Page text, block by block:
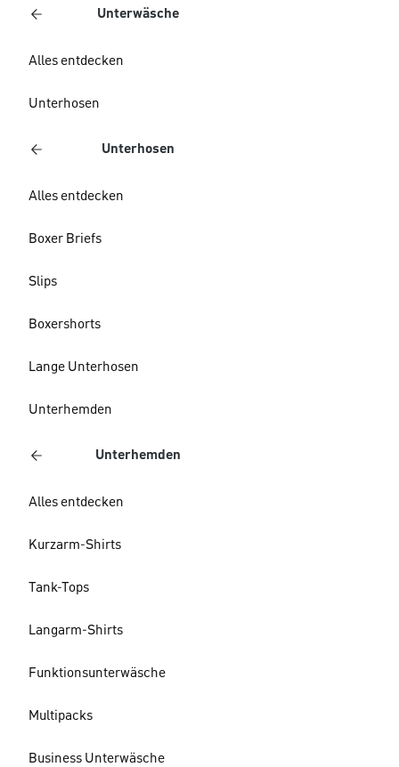
Unterwäsche
Alles entdecken
Unterhosen
Unterhosen
Alles entdecken
Boxer Briefs
Slips
Boxershorts
Lange Unterhosen
Unterhemden
Unterhemden
Alles entdecken
Kurzarm-Shirts
Tank-Tops
Langarm-Shirts
Funktionsunterwäsche
Multipacks
Business Unterwäsche